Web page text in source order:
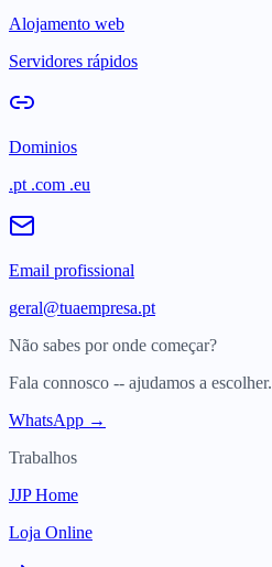
Alojamento web
Servidores rápidos
Dominios
.pt .com .eu
Email profissional
geral@tuaempresa.pt
Não sabes por onde começar?
Fala connosco -- ajudamos a escolher.
WhatsApp →
Trabalhos
JJP Home
Loja Online